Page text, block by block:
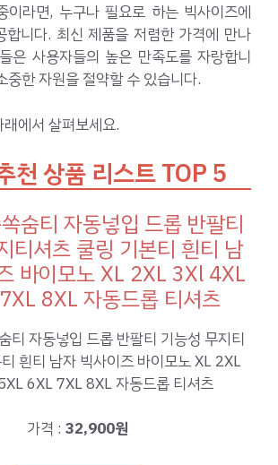
이라면, 누구나 필요로 하는 빅사이즈에
합니다. 최신 제품을 저렴한 가격에 만나
은 사용자들의 높은 만족도를 자랑합니
중한 자원을 절약할 수 있습니다.
에서 살펴보세요.
천 상품 리스트 TOP 5
숨티 자동넣입 드롭 반팔티
티셔츠 쿨링 기본티 흰티 남
바이모노 XL 2XL 3Xl 4XL
8XL 자동드롭 티셔츠
가격 : 32,900원